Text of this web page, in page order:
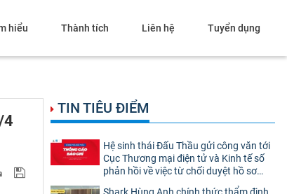
hiểu Thành tích Liên hệ Tuyển dụng
4
TIN TIÊU ĐIỂM
Hệ sinh thái Đấu Thầu gửi công văn tới
Cục Thương mại điện tử và Kinh tế số
phản hồi về việc từ chối duyệt hồ sơ
website thương mại điện tử bán hàng